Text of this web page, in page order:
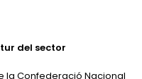
del sector
la Confederació Nacional